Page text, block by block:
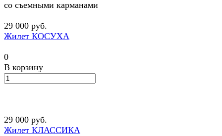
со съемными карманами
29 000 руб.
Жилет КОСУХА
0
В корзину
29 000 руб.
Жилет КЛАССИКА